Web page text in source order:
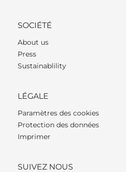
SOCIÉTÉ
About us
Press
Sustainablility
LÉGALE
Paramètres des cookies
Protection des données
Imprimer
SUIVEZ NOUS